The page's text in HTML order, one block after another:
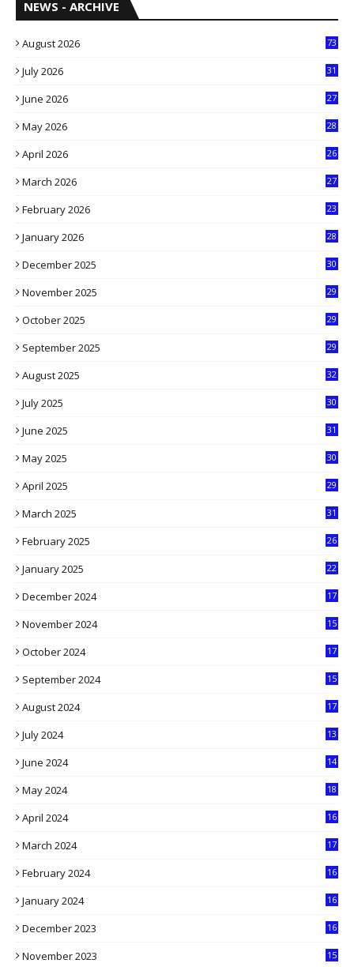
NEWS - ARCHIVE
August 2026 73
July 2026
31
June 2026
27
May 2026
28
April 2026
26
March 2026
27
February 2026
23
January 2026
28
December 2025
30
November 2025
29
October 2025
29
September 2025
29
August 2025
32
July 2025
30
June 2025
31
May 2025
30
April 2025
29
March 2025
31
February 2025
26
January 2025
22
December 2024
17
November 2024
15
October 2024
17
September 2024
15
August 2024
17
July 2024
13
June 2024
14
May 2024
18
April 2024
16
March 2024
17
February 2024
16
January 2024
16
December 2023
16
November 2023
15